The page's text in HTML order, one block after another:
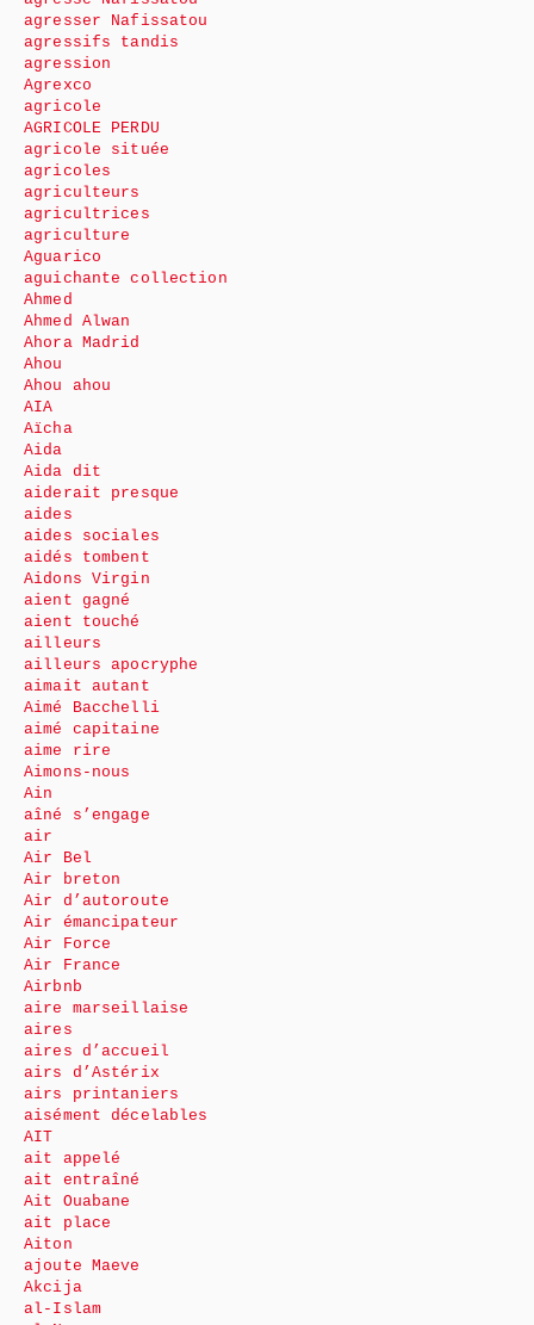
agresser Nafissatou
agressifs tandis
agression
Agrexco
agricole
AGRICOLE PERDU
agricole située
agricoles
agriculteurs
agricultrices
agriculture
Aguarico
aguichante collection
Ahmed
Ahmed Alwan
Ahora Madrid
Ahou
Ahou ahou
AIA
Aïcha
Aida
Aida dit
aiderait presque
aides
aides sociales
aidés tombent
Aidons Virgin
aient gagné
aient touché
ailleurs
ailleurs apocryphe
aimait autant
Aimé Bacchelli
aimé capitaine
aime rire
Aimons-nous
Ain
aîné s’engage
air
Air Bel
Air breton
Air d’autoroute
Air émancipateur
Air Force
Air France
Airbnb
aire marseillaise
aires
aires d’accueil
airs d’Astérix
airs printaniers
aisément décelables
AIT
ait appelé
ait entraîné
Ait Ouabane
ait place
Aiton
ajoute Maeve
Akcija
al-Islam